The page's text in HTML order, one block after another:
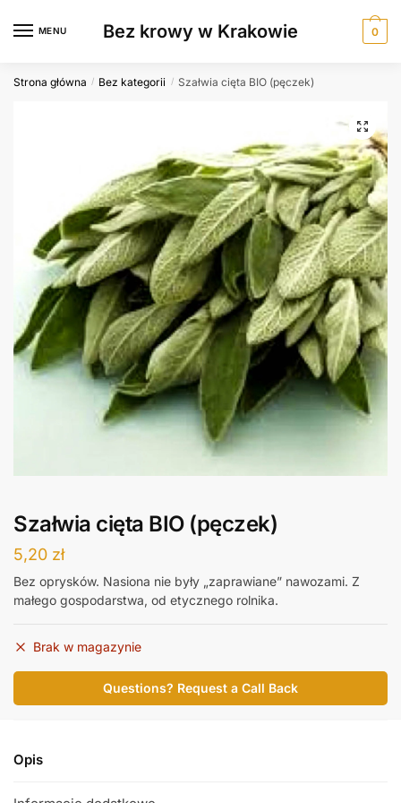
MENU Bez krowy w Krakowie 0
Strona główna / Bez kategorii / Szałwia cięta BIO (pęczek)
Szałwia cięta BIO (pęczek)
5,20 zł
Bez oprysków. Nasiona nie były „zaprawiane” nawozami. Z
małego gospodarstwa, od etycznego rolnika.
Brak w magazynie
Questions? Request a Call Back
Opis